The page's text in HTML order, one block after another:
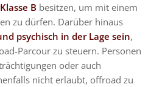
B besitzen, um mit einem
zu dürfen. Darüber hinaus
psychisch in der Lage sein,
Parcour zu steuern. Personen
oder auch
nicht erlaubt, offroad zu